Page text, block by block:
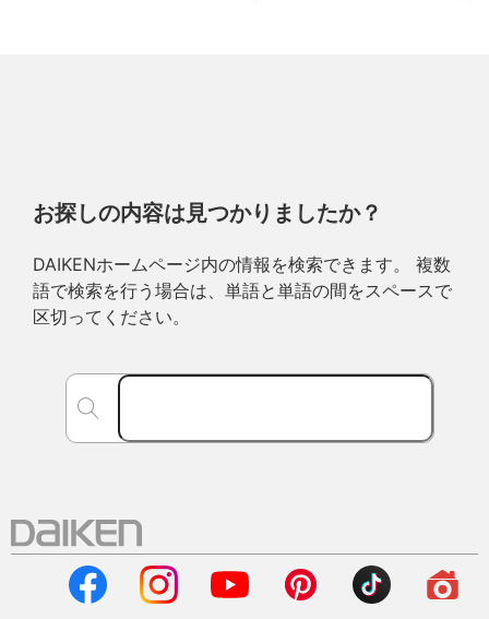
お探しの内容は見つかりましたか？
DAIKENホームページ内の情報を検索できます。 複数
語で検索を行う場合は、単語と単語の間をスペースで
区切ってください。